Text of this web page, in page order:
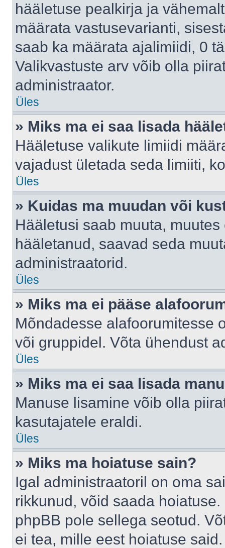
hääletuse pealkirja ja
määrata vastusevarianti,
saab ka määrata ajalimiidi, 0
Valikvastuste arv võib olla
administraator.
Üles
» Miks ma ei saa lisada
Hääletuse valikute limiidi
vajadust ületada seda limiiti,
Üles
» Kuidas ma muudan või
Hääletusi saab muuta,
hääletanud, saavad seda
administraatorid.
Üles
» Miks ma ei pääse
Mõndadesse alafoorumitesse
või gruppidel. Võta ühendust
Üles
» Miks ma ei saa lisada
Manuse lisamine võib olla
kasutajatele eraldi.
Üles
» Miks ma hoiatuse sain?
Igal administraatoril on oma
rikkunud, võid saada
phpBB pole sellega seotud.
ei tea, mille eest hoiatuse said.